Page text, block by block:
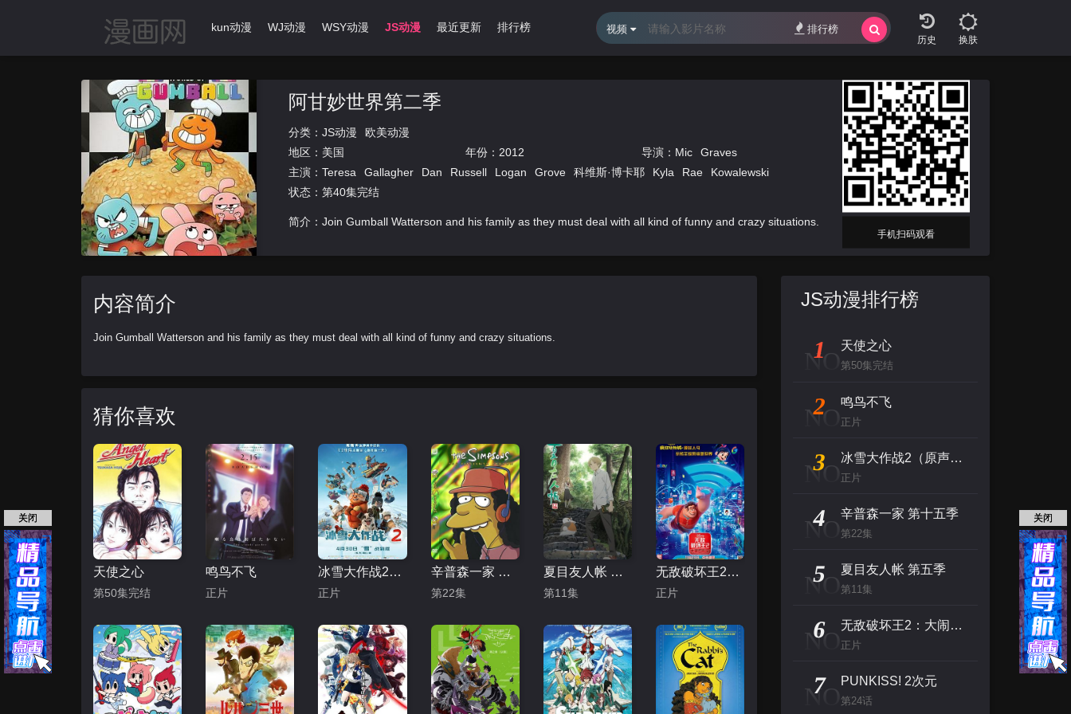
首页 动漫导航 Ikun动漫 WJ动漫 WSY动漫 JS动漫 最近更新 排行榜
换肤
视频 排行榜
阿甘妙世界第二季
分类： JS动漫
欧美动漫
地区： 美国 年份： 2012 导演： Mic
Graves
主演： Teresa Gallagher Dan Russell Logan Grove 科维斯·博卡耶 Kyla Rae
Kowalewski
状态：第40集完结
简介：Join Gumball Watterson and his family as they must deal with all kind of funny and crazy situations.
手机扫码观看
内容简介
Join Gumball Watterson and his family as they must deal with all kind of funny and crazy situations.
猜你喜欢
天使之心
第50集完结
鸣鸟不飞
正片
冰雪大作战2（原声版）
正片
辛普森一家 第十五季
第22集
夏目友人帐 第五季
第11集
无敌破坏王2：大闹互联网
正片
JS动漫排行榜
NO
1 天使之心
第50集完结
NO
2 鸣鸟不飞
正片
NO
3 冰雪大作战2（原声版）
正片
NO
4 辛普森一家 第十五季
第22集
NO
5 夏目友人帐 第五季
第11集
NO
6 无敌破坏王2：大闹互联网
正片
NO
7 PUNKISS! 2次元
第24话
关闭 关闭